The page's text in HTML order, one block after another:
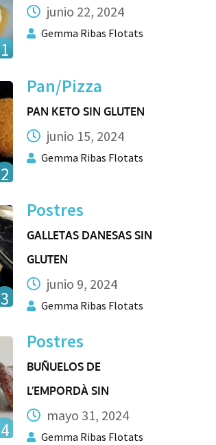
1
junio 22, 2024
Gemma Ribas Flotats
2
Pan/Pizza
PAN KETO SIN GLUTEN
junio 15, 2024
Gemma Ribas Flotats
3
Postres
GALLETAS DANESAS SIN
GLUTEN
junio 9, 2024
Gemma Ribas Flotats
4
Postres
BUÑUELOS DE
L’EMPORDÀ SIN
mayo 31, 2024
Gemma Ribas Flotats